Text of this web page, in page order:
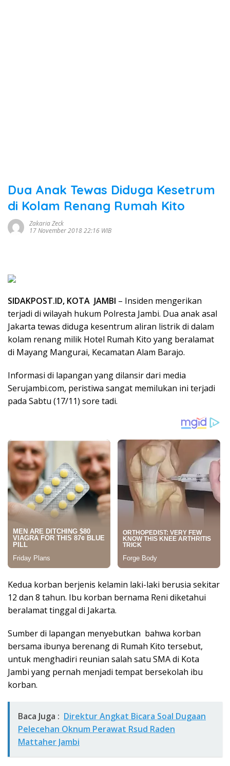
Dua Anak Tewas Diduga Kesetrum
di Kolam Renang Rumah Kito
Zakaria Zeck
17 November 2018 22:16 WIB
SIDAKPOST.ID, KOTA JAMBI – Insiden mengerikan
terjadi di wilayah hukum Polresta Jambi. Dua anak asal
Jakarta tewas diduga kesentrum aliran listrik di dalam
kolam renang milik Hotel Rumah Kito yang beralamat
di Mayang Mangurai, Kecamatan Alam Barajo.
Informasi di lapangan yang dilansir dari media
Serujambi.com, peristiwa sangat memilukan ini terjadi
pada Sabtu (17/11) sore tadi.
Kedua korban berjenis kelamin laki-laki berusia sekitar
12 dan 8 tahun. Ibu korban bernama Reni diketahui
beralamat tinggal di Jakarta.
Sumber di lapangan menyebutkan bahwa korban
bersama ibunya berenang di Rumah Kito tersebut,
untuk menghadiri reunian salah satu SMA di Kota
Jambi yang pernah menjadi tempat bersekolah ibu
korban.
Baca Juga : Direktur Angkat Bicara Soal Dugaan
Pelecehan Oknum Perawat Rsud Raden
Mattaher Jambi